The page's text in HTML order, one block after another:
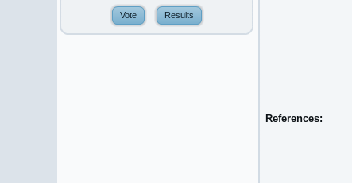
References: